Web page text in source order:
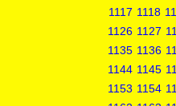
1117 1118
1126 1127
1135 1136
1144 1145
1153 1154